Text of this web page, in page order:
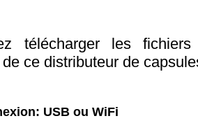
télécharger les
ce distributeur de
USB ou WiFi